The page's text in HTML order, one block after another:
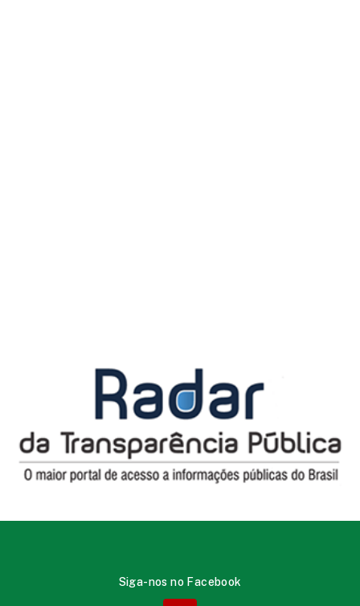
Siga-nos no Facebook